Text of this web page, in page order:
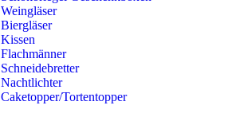
Weingläser
Biergläser
Kissen
Flachmänner
Schneidebretter
Nachtlichter
Caketopper/Tortentopper